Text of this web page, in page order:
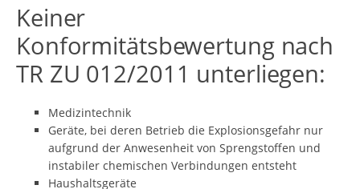
Keiner
Konformitätsbewertung nach
TR ZU 012/2011 unterliegen:
Medizintechnik
Geräte, bei deren Betrieb die Explosionsgefahr nur
aufgrund der Anwesenheit von Sprengstoffen und
instabiler chemischen Verbindungen entsteht
Haushaltsgeräte